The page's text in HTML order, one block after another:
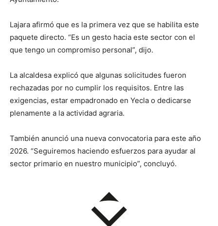
Lajara afirmó que es la primera vez que se habilita este
paquete directo. “Es un gesto hacia este sector con el
que tengo un compromiso personal”, dijo.
La alcaldesa explicó que algunas solicitudes fueron
rechazadas por no cumplir los requisitos. Entre las
exigencias, estar empadronado en Yecla o dedicarse
plenamente a la actividad agraria.
También anunció una nueva convocatoria para este año
2026. “Seguiremos haciendo esfuerzos para ayudar al
sector primario en nuestro municipio”, concluyó.